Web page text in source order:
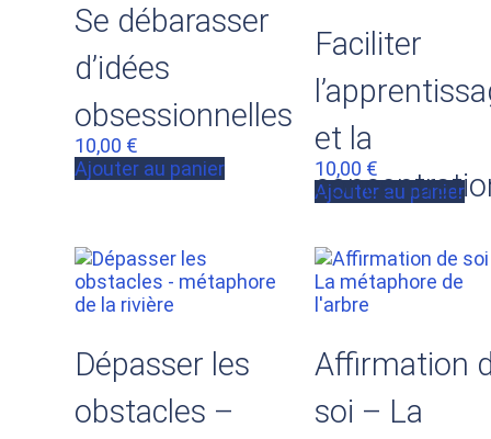
Se débarasser
d’idées
obsessionnelles
10,00 €
Ajouter au panier
Faciliter
et la
10,00 €
Ajouter au panier
Dépasser les
obstacles –
Affirmation
soi – La